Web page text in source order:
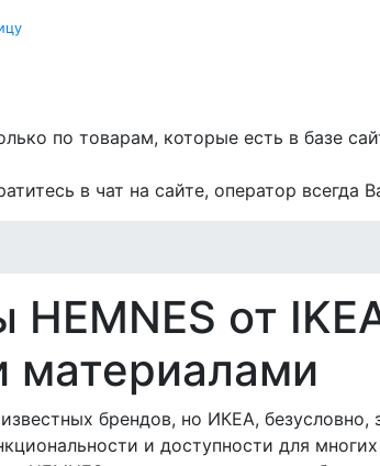
по товарам, которые есть в базе
в чат на сайте, оператор всегда
от
материалами
брендов, но ИКЕА, безусловно,
и доступности для